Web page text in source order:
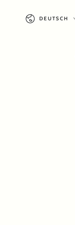
SPRINGEN
Sprache
DEUTSCH